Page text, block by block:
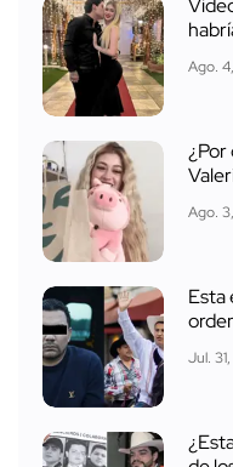
Ago.
¿Por
Ago.
Esta
Jul.